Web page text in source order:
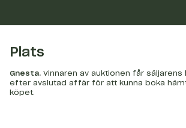
Plats
Gnesta. Vinnaren av auktionen får
efter avslutad affär för att kunna boka
köpet.